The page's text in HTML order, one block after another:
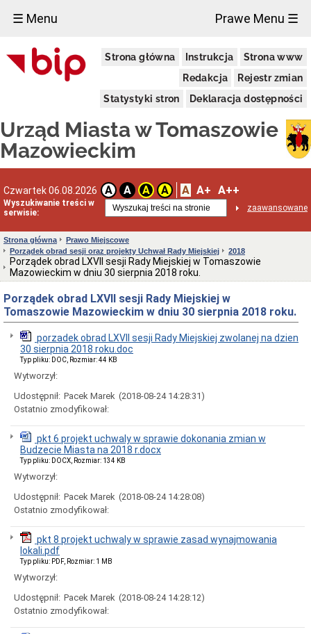
☰ Menu Prawe Menu ☰
Strona główna Instrukcja
Strona www
Redakcja
Rejestr zmian
Statystyki stron
Deklaracja dostępności
Urząd Miasta w Tomaszowie
Mazowieckim
Czwartek 06.08.2026 A A A A A A+ A++
Wyszukiwanie treści w
serwisie:
zaawansowane
Miasto
Pieczęcie
Granice
miasta
Statut
Miasta
Władze
Miasta
Prezydent
zastępcy
Rada
Miejska
2024-
Prezydium
Rady
Miejskiej
Dyżury
Biurze
Rady
komisji
stałych
doraźnych
Sesje
Rady
Interpelacje
zapytania
radnych
Transmisje
obrad
sesji
Imienne
wykazy
głosowań
uchwał
Strona główna
Prawo Miejscowe
Porządek obrad sesji oraz projekty Uchwał Rady Miejskiej
2018
Porządek obrad LXVII sesji Rady Miejskiej w Tomaszowie
Mazowieckim w dniu 30 sierpnia 2018 roku.
Porządek obrad LXVII sesji Rady Miejskiej w
Tomaszowie Mazowieckim w dniu 30 sierpnia 2018 roku.
porzadek obrad LXVII sesji Rady Miejskiej zwolanej na dzien
30 sierpnia 2018 roku.doc
Typ pliku: DOC, Rozmiar: 44 KB
Wytworzył:
Udostępnił: Pacek Marek (2018-08-24 14:28:31)
Ostatnio zmodyfikował:
pkt 6 projekt uchwaly w sprawie dokonania zmian w
Budzecie Miasta na 2018 r.docx
Typ pliku: DOCX, Rozmiar: 134 KB
Wytworzył:
Udostępnił: Pacek Marek (2018-08-24 14:28:08)
Ostatnio zmodyfikował:
pkt 8 projekt uchwaly w sprawie zasad wynajmowania
lokali.pdf
Typ pliku: PDF, Rozmiar: 1 MB
Wytworzył:
Udostępnił: Pacek Marek (2018-08-24 14:28:12)
Ostatnio zmodyfikował:
×